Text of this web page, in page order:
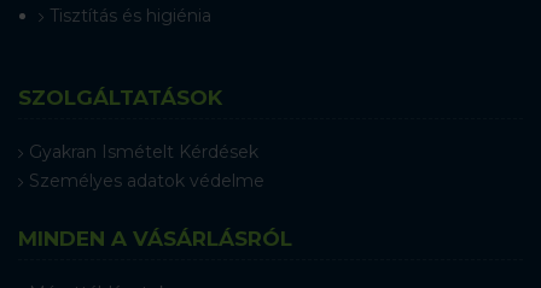
Tisztítás és higiénia
SZOLGÁLTATÁSOK
Gyakran Ismételt Kérdések
Személyes adatok védelme
MINDEN A VÁSÁRLÁSRÓL